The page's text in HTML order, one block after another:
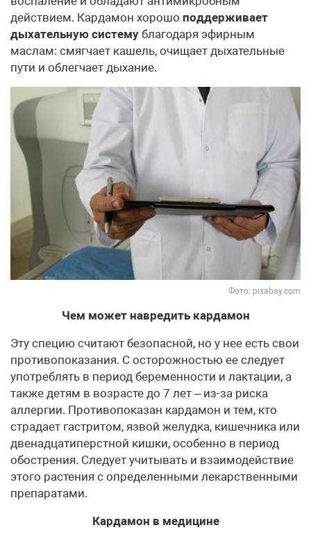
действием. Кардамон хорошо поддерживает
дыхательную систему благодаря эфирным
маслам: смягчает кашель, очищает дыхательные
пути и облегчает дыхание.
Фото: pixabay.com
Чем может навредить кардамон
Эту специю считают безопасной, но у нее есть свои
противопоказания. С осторожностью ее следует
употреблять в период беременности и лактации, а
также детям в возрасте до 7 лет – из-за риска
аллергии. Противопоказан кардамон и тем, кто
страдает гастритом, язвой желудка, кишечника или
двенадцатиперстной кишки, особенно в период
обострения. Следует учитывать и взаимодействие
этого растения с определенными лекарственными
препаратами.
Кардамон в медицине